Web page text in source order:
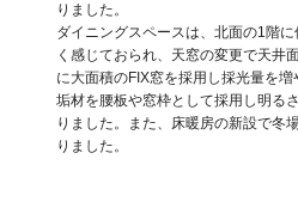
りました。
ダイニングスペースは、北面の1階
く感じておられ、天窓の変更で天井
に大面積のFIX窓を採用し採光量を
垢材を腰板や窓枠として採用し明る
りました。また、床暖房の新設で冬
りました。